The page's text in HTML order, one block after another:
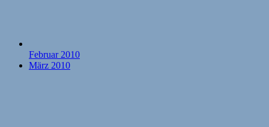
Februar 2010
März 2010